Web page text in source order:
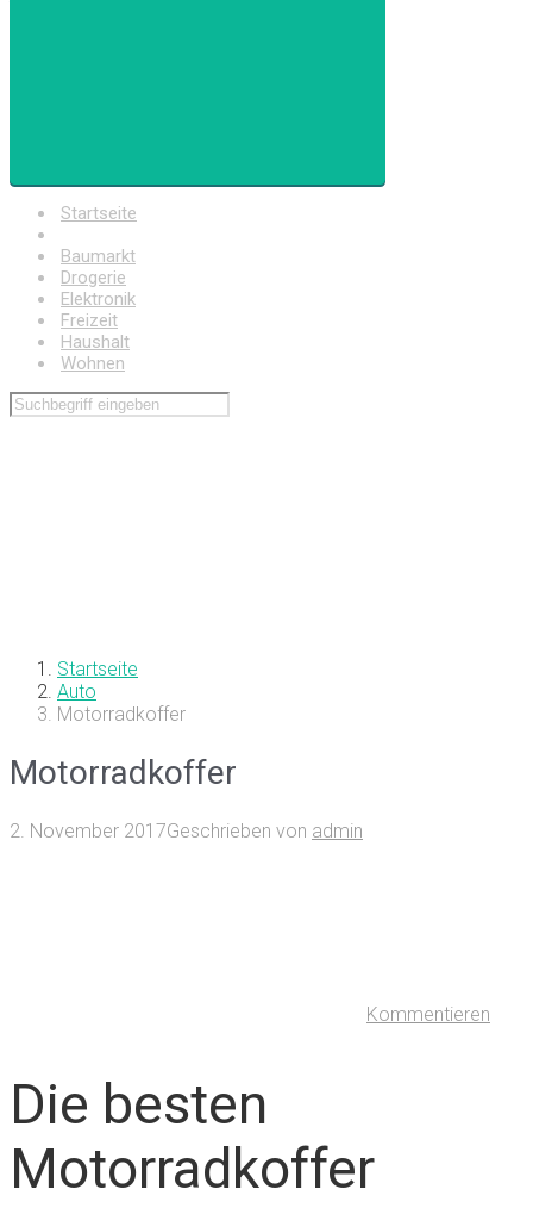
Startseite
Baumarkt
Drogerie
Elektronik
Freizeit
Haushalt
Wohnen
Startseite
Auto
Motorradkoffer
Motorradkoffer
2. November 2017Geschrieben von admin
Kommentieren
Die besten
Motorradkoffer